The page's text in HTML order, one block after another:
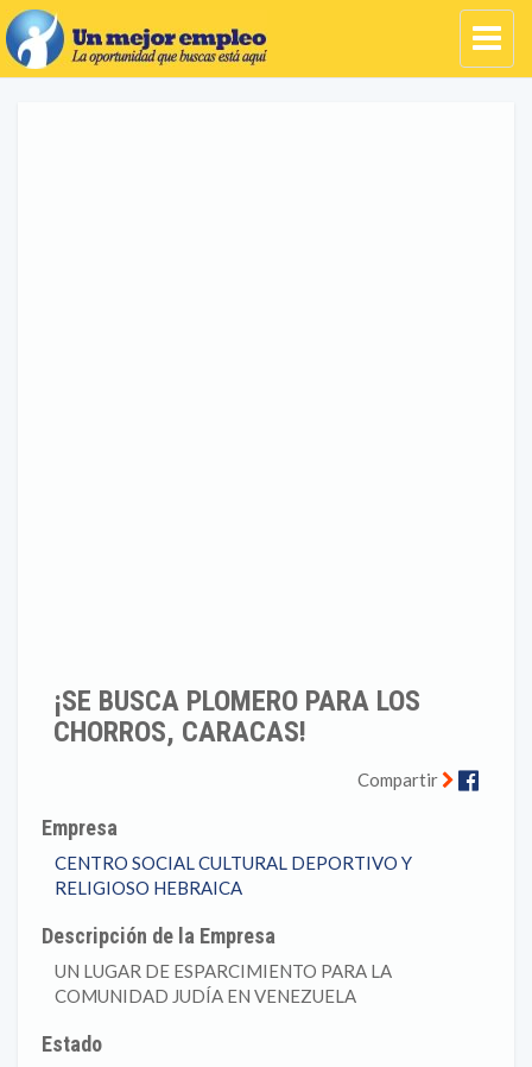
¡SE BUSCA PLOMERO PARA LOS
CHORROS, CARACAS!
Compartir
Empresa
CENTRO SOCIAL CULTURAL DEPORTIVO Y
RELIGIOSO HEBRAICA
Descripción de la Empresa
UN LUGAR DE ESPARCIMIENTO PARA LA
COMUNIDAD JUDÍA EN VENEZUELA
Estado